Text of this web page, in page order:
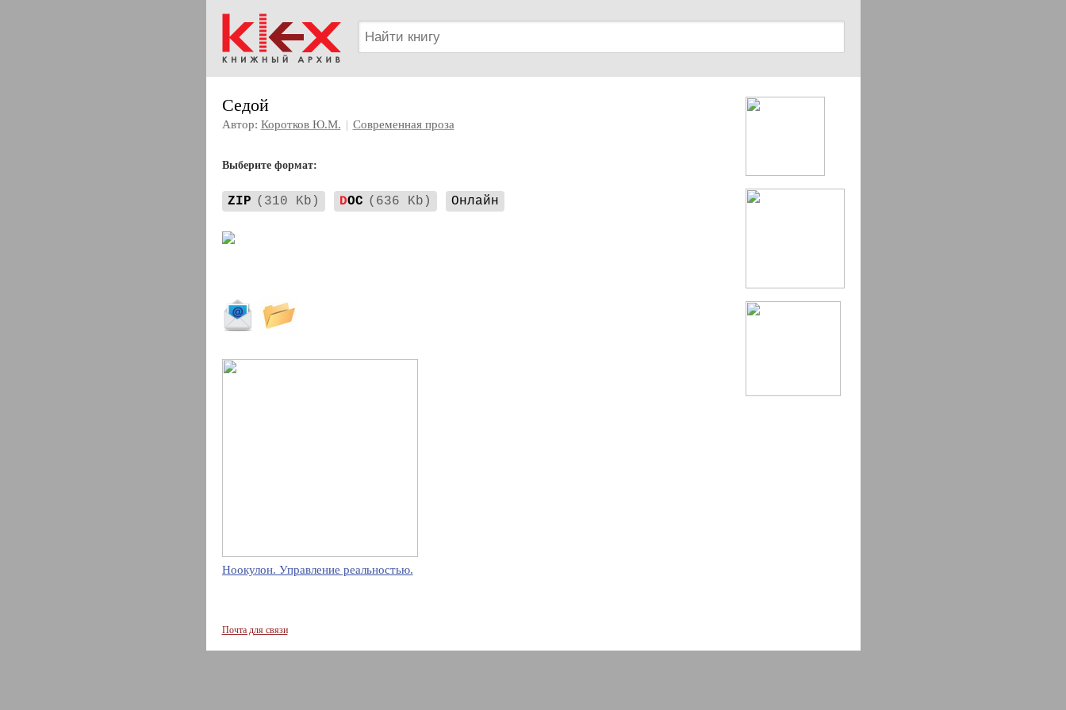
Седой
Автор: Коротков Ю.М. | Современная проза
Выберите формат:
ZIP (310 Kb) DOC (636 Kb) Онлайн
Ноокулон. Управление реальностью.
Почта для связи